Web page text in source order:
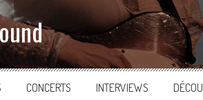
CONCERTS INTERVIEWS